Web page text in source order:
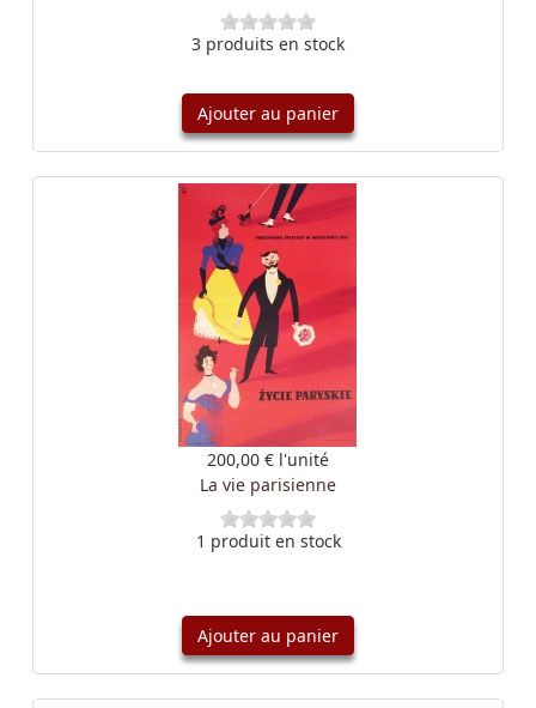
3 produits en stock
Ajouter au panier
200,00 € l'unité
La vie parisienne
1 produit en stock
Ajouter au panier